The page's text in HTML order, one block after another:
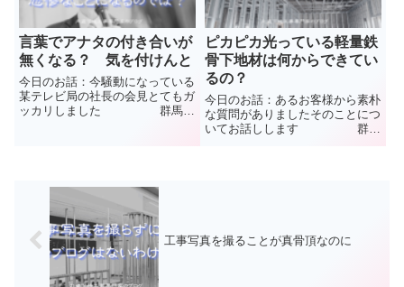
言葉でアナタの付き合いが
無くなる？ 気を付けんと
今日のお話：今騒動になっている
某テレビ局の社長の会見とてもガ
ッカリしました 群馬県
ピカピカ光っている軽量鉄
骨下地材は何からできてい
るの？
今日のお話：あるお客様から素朴
な質問がありましたそのことにつ
いてお話しします 群馬
工事写真を撮ることが真骨頂なのに